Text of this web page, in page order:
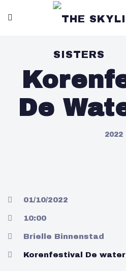
De
2022
01/10/2022
10:00
Brielle Binnenstad
Korenfestival De